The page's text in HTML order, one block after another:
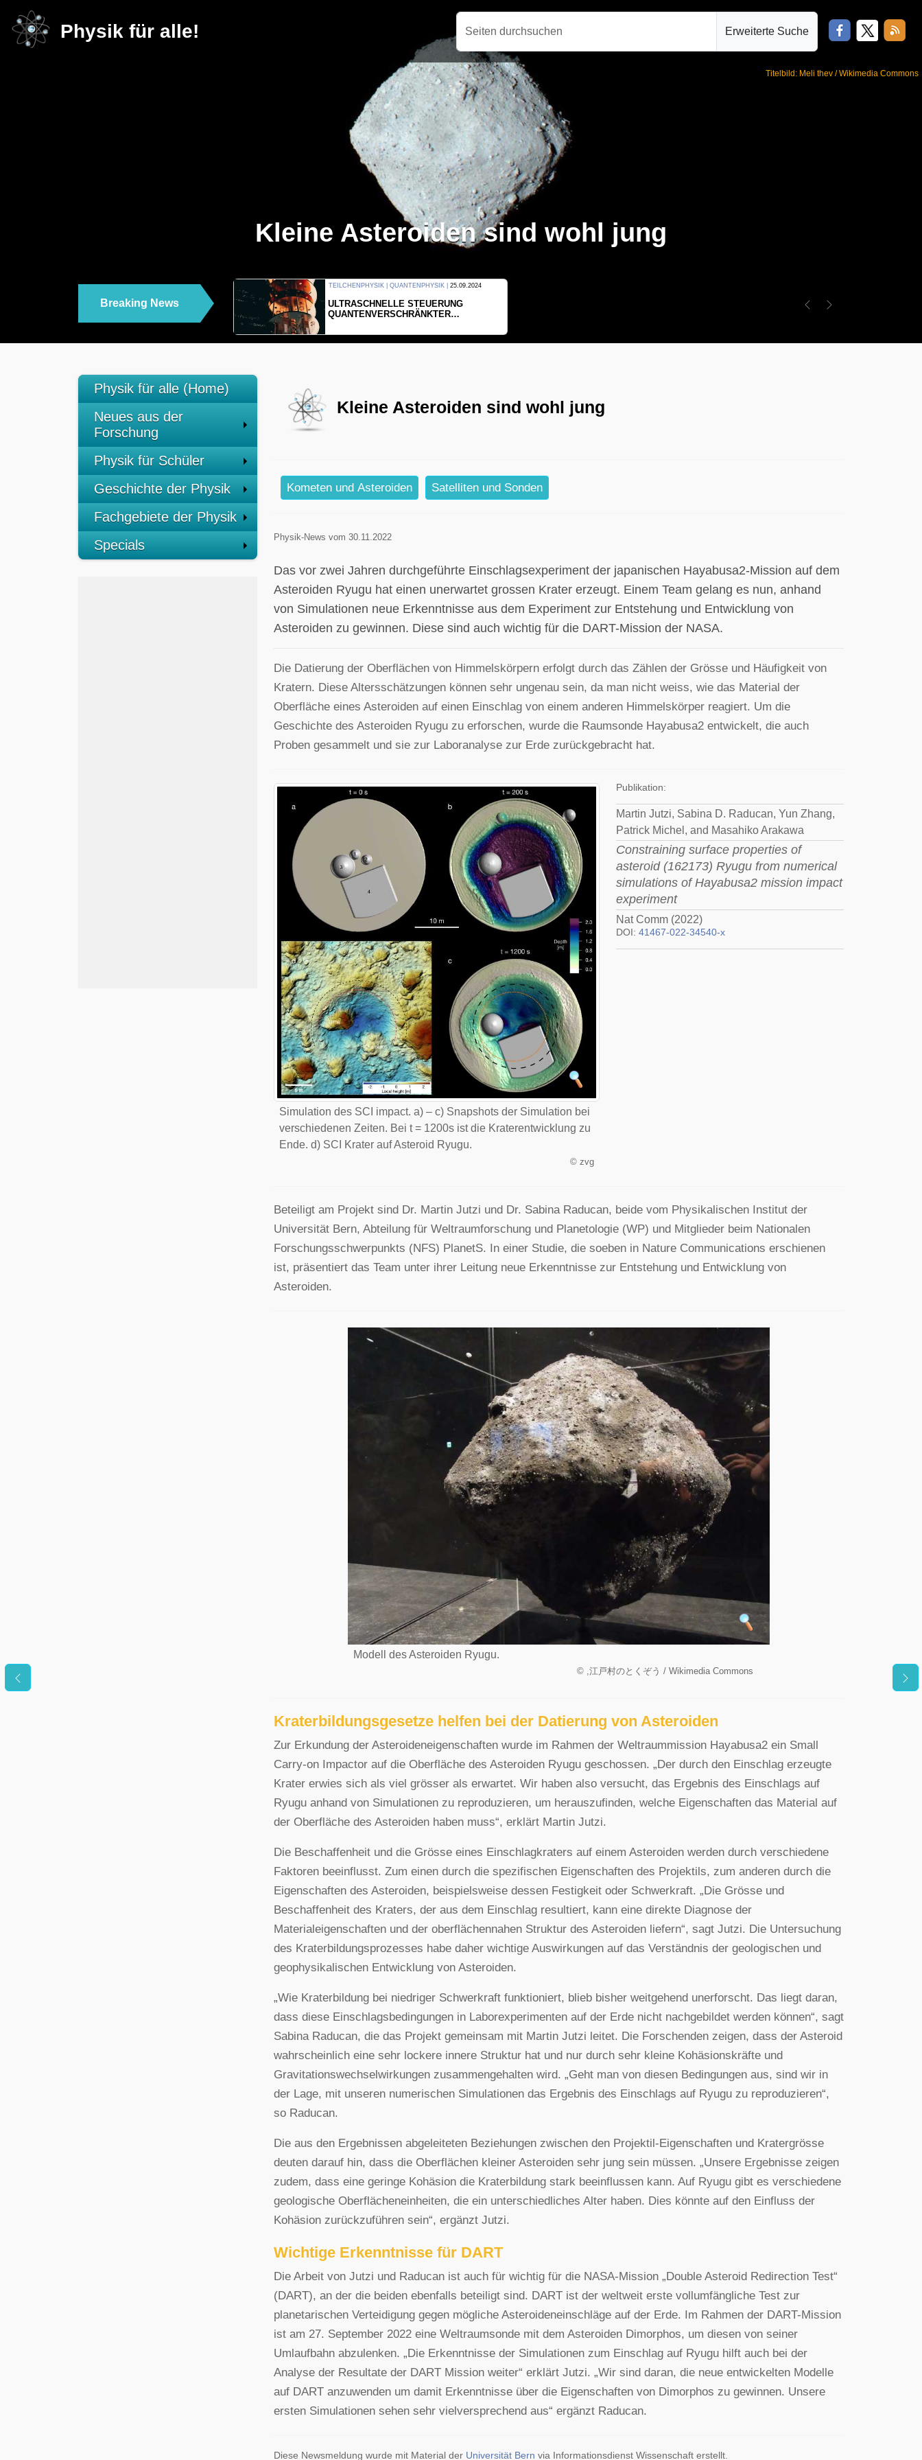
Physik für alle! Seiten durchsuchen Erweiterte Suche
Titelbild: Meli thev / Wikimedia Commons
Kleine Asteroiden sind wohl jung
Breaking News
THERMODYNAMIK | WELLENLEHRE |23.09.2024
FORSCHER ERZEUGEN
EINDIMENSIONALES GAS AUS LICHT
Previous
Next
Physik für alle (Home)
Neues aus der
Forschung
Physik für Schüler
Geschichte der Physik
Fachgebiete der Physik
Specials
Kleine Asteroiden sind wohl jung
Kometen und Asteroiden Satelliten und Sonden
Physik-News vom 30.11.2022
Das vor zwei Jahren durchgeführte Einschlagsexperiment der japanischen Hayabusa2-Mission auf dem
Asteroiden Ryugu hat einen unerwartet grossen Krater erzeugt. Einem Team gelang es nun, anhand
von Simulationen neue Erkenntnisse aus dem Experiment zur Entstehung und Entwicklung von
Asteroiden zu gewinnen. Diese sind auch wichtig für die DART-Mission der NASA.
Die Datierung der Oberflächen von Himmelskörpern erfolgt durch das Zählen der Grösse und Häufigkeit von
Kratern. Diese Altersschätzungen können sehr ungenau sein, da man nicht weiss, wie das Material der
Oberfläche eines Asteroiden auf einen Einschlag von einem anderen Himmelskörper reagiert. Um die
Geschichte des Asteroiden Ryugu zu erforschen, wurde die Raumsonde Hayabusa2 entwickelt, die auch
Proben gesammelt und sie zur Laboranalyse zur Erde zurückgebracht hat.
Simulation des SCI impact. a) – c) Snapshots der Simulation bei
verschiedenen Zeiten. Bei t = 1200s ist die Kraterentwicklung zu
Ende. d) SCI Krater auf Asteroid Ryugu.
©zvg
Publikation:
Martin Jutzi, Sabina D. Raducan, Yun Zhang,
Patrick Michel, and Masahiko Arakawa
Constraining surface properties of
asteroid (162173) Ryugu from numerical
simulations of Hayabusa2 mission impact
experiment
Nat Comm (2022)
DOI: 41467-022-34540-x
Beteiligt am Projekt sind Dr. Martin Jutzi und Dr. Sabina Raducan, beide vom Physikalischen Institut der
Universität Bern, Abteilung für Weltraumforschung und Planetologie (WP) und Mitglieder beim Nationalen
Forschungsschwerpunkts (NFS) PlanetS. In einer Studie, die soeben in Nature Communications erschienen
ist, präsentiert das Team unter ihrer Leitung neue Erkenntnisse zur Entstehung und Entwicklung von
Asteroiden.
Modell des Asteroiden Ryugu.
© ,江戸村のとくぞう / Wikimedia Commons
Kraterbildungsgesetze helfen bei der Datierung von Asteroiden
Zur Erkundung der Asteroideneigenschaften wurde im Rahmen der Weltraummission Hayabusa2 ein Small
Carry-on Impactor auf die Oberfläche des Asteroiden Ryugu geschossen. „Der durch den Einschlag erzeugte
Krater erwies sich als viel grösser als erwartet. Wir haben also versucht, das Ergebnis des Einschlags auf
Ryugu anhand von Simulationen zu reproduzieren, um herauszufinden, welche Eigenschaften das Material auf
der Oberfläche des Asteroiden haben muss“, erklärt Martin Jutzi.
Die Beschaffenheit und die Grösse eines Einschlagkraters auf einem Asteroiden werden durch verschiedene
Faktoren beeinflusst. Zum einen durch die spezifischen Eigenschaften des Projektils, zum anderen durch die
Eigenschaften des Asteroiden, beispielsweise dessen Festigkeit oder Schwerkraft. „Die Grösse und
Beschaffenheit des Kraters, der aus dem Einschlag resultiert, kann eine direkte Diagnose der
Materialeigenschaften und der oberflächennahen Struktur des Asteroiden liefern“, sagt Jutzi. Die Untersuchung
des Kraterbildungsprozesses habe daher wichtige Auswirkungen auf das Verständnis der geologischen und
geophysikalischen Entwicklung von Asteroiden.
„Wie Kraterbildung bei niedriger Schwerkraft funktioniert, blieb bisher weitgehend unerforscht. Das liegt daran,
dass diese Einschlagsbedingungen in Laborexperimenten auf der Erde nicht nachgebildet werden können“, sagt
Sabina Raducan, die das Projekt gemeinsam mit Martin Jutzi leitet. Die Forschenden zeigen, dass der Asteroid
wahrscheinlich eine sehr lockere innere Struktur hat und nur durch sehr kleine Kohäsionskräfte und
Gravitationswechselwirkungen zusammengehalten wird. „Geht man von diesen Bedingungen aus, sind wir in
der Lage, mit unseren numerischen Simulationen das Ergebnis des Einschlags auf Ryugu zu reproduzieren“,
so Raducan.
Die aus den Ergebnissen abgeleiteten Beziehungen zwischen den Projektil-Eigenschaften und Kratergrösse
deuten darauf hin, dass die Oberflächen kleiner Asteroiden sehr jung sein müssen. „Unsere Ergebnisse zeigen
zudem, dass eine geringe Kohäsion die Kraterbildung stark beeinflussen kann. Auf Ryugu gibt es verschiedene
geologische Oberflächeneinheiten, die ein unterschiedliches Alter haben. Dies könnte auf den Einfluss der
Kohäsion zurückzuführen sein“, ergänzt Jutzi.
Wichtige Erkenntnisse für DART
Die Arbeit von Jutzi und Raducan ist auch für wichtig für die NASA-Mission „Double Asteroid Redirection Test“
(DART), an der die beiden ebenfalls beteiligt sind. DART ist der weltweit erste vollumfängliche Test zur
planetarischen Verteidigung gegen mögliche Asteroideneinschläge auf der Erde. Im Rahmen der DART-Mission
ist am 27. September 2022 eine Weltraumsonde mit dem Asteroiden Dimorphos, um diesen von seiner
Umlaufbahn abzulenken. „Die Erkenntnisse der Simulationen zum Einschlag auf Ryugu hilft auch bei der
Analyse der Resultate der DART Mission weiter“ erklärt Jutzi. „Wir sind daran, die neue entwickelten Modelle
auf DART anzuwenden um damit Erkenntnisse über die Eigenschaften von Dimorphos zu gewinnen. Unsere
ersten Simulationen sehen sehr vielversprechend aus“ ergänzt Raducan.
Diese Newsmeldung wurde mit Material der Universität Bern via Informationsdienst Wissenschaft erstellt.